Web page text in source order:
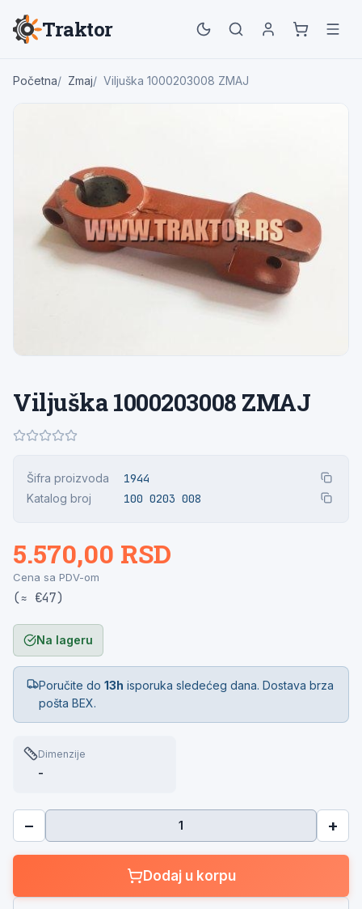
Traktor
Početna Zmaj Viljuška 1000203008 ZMAJ
Viljuška 1000203008 ZMAJ
Šifra proizvoda 1944
Katalog broj 100 0203 008
5.570,00 RSD
Cena sa PDV-om
(≈ €47)
Na lageru
Poručite do13h isporuka sledećeg dana. Dostava brza
pošta BEX.
Dimenzije
-
− +
Dodaj u korpu